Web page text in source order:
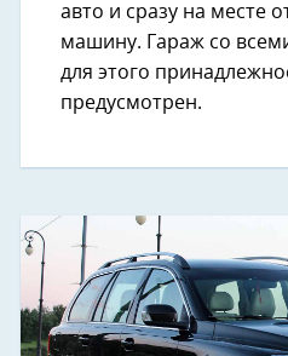
авто и сразу на месте
машину. Гараж со
для этого
предусмотрен.